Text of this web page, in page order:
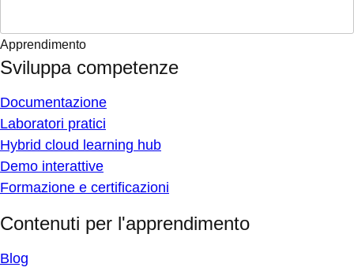
Apprendimento
Sviluppa competenze
Documentazione
Laboratori pratici
Hybrid cloud learning hub
Demo interattive
Formazione e certificazioni
Contenuti per l'apprendimento
Blog